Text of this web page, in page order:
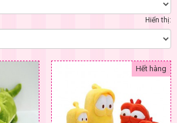
Hiển thị:
Hết hàng